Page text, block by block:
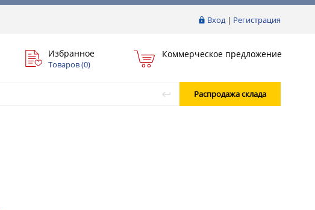
Вход| Регистрация
Избранное
Товаров (0)
Коммерческое предложение
Распродажа склада